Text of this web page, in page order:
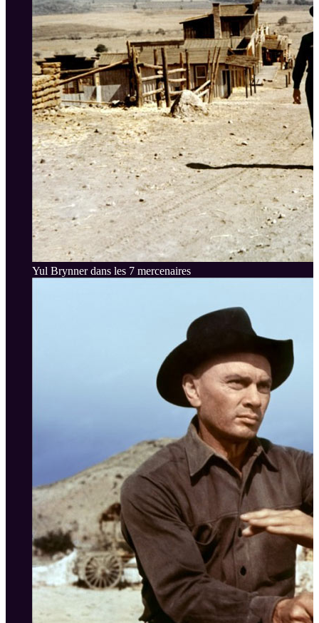
Yul Brynner dans les 7 mercenaires